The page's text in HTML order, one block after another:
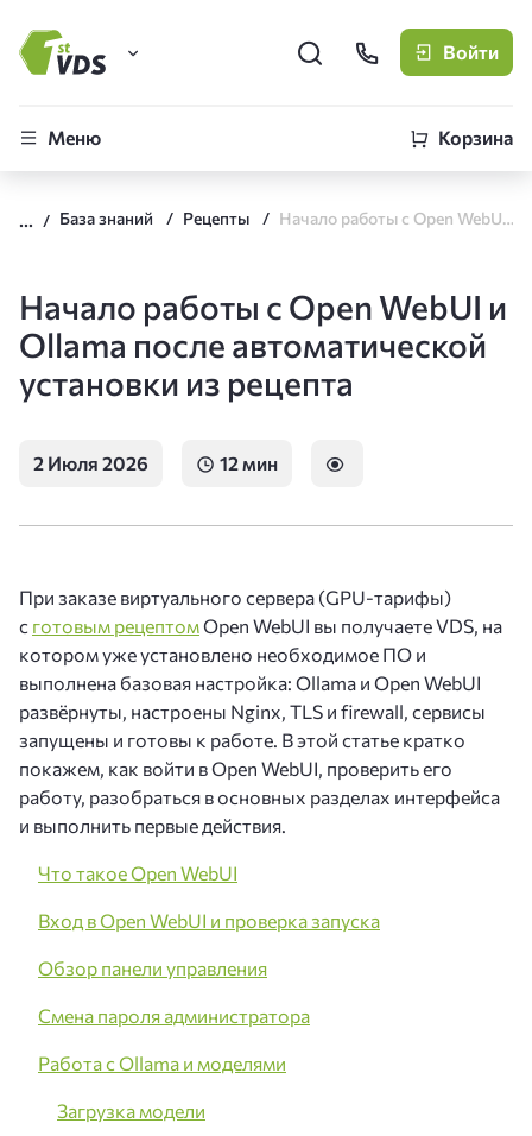
FirstVDS (вы здесь)
CLO
Войти
Меню Корзина
База знаний Рецепты Начало работы с Open WebUI и Ollama после автоматической установки из рецепта
Начало работы с Open WebUI и
Ollama после автоматической
установки из рецепта
2 Июля 2026 12 мин
При заказе виртуального сервера (GPU-тарифы)
с готовым рецептомOpen WebUI вы получаете VDS, на
котором уже установлено необходимое ПО и
выполнена базовая настройка: Ollama и Open WebUI
развёрнуты, настроены Nginx, TLS и firewall, сервисы
запущены и готовы к работе. В этой статье кратко
покажем, как войти в Open WebUI, проверить его
работу, разобраться в основных разделах интерфейса
и выполнить первые действия.
Что такое Open WebUI
Вход в Open WebUI и проверка запуска
Обзор панели управления
Смена пароля администратора
Работа с Ollama и моделями
Загрузка модели